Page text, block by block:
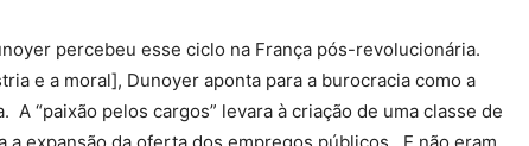
percebeu esse ciclo na França pós-revolucionária.
e a moral], Dunoyer aponta para a burocracia como a
“paixão pelos cargos” levara à criação de uma classe de